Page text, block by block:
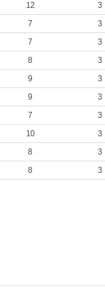
12 3
7 3
7 3
8 3
9 3
9 3
7 3
10 3
8 3
8 3